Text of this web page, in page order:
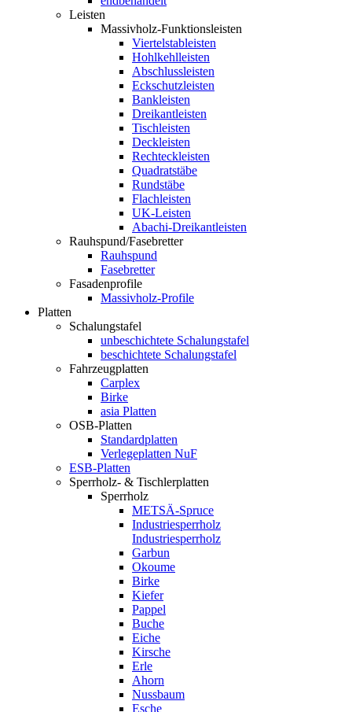
Leisten
Massivholz-Funktionsleisten
Viertelstableisten
Hohlkehlleisten
Abschlussleisten
Eckschutzleisten
Bankleisten
Dreikantleisten
Tischleisten
Deckleisten
Rechteckleisten
Quadratstäbe
Rundstäbe
Flachleisten
UK-Leisten
Abachi-Dreikantleisten
Rauhspund/Fasebretter
Rauhspund
Fasebretter
Fasadenprofile
Massivholz-Profile
Platten
Schalungstafel
unbeschichtete Schalungstafel
beschichtete Schalungstafel
Fahrzeugplatten
Carplex
Birke
asia Platten
OSB-Platten
Standardplatten
Verlegeplatten NuF
ESB-Platten
Sperrholz- & Tischlerplatten
Sperrholz
METSÄ-Spruce
Industriesperrholz
Industriesperrholz
Garbun
Okoume
Birke
Kiefer
Pappel
Buche
Eiche
Kirsche
Erle
Ahorn
Nussbaum
Esche